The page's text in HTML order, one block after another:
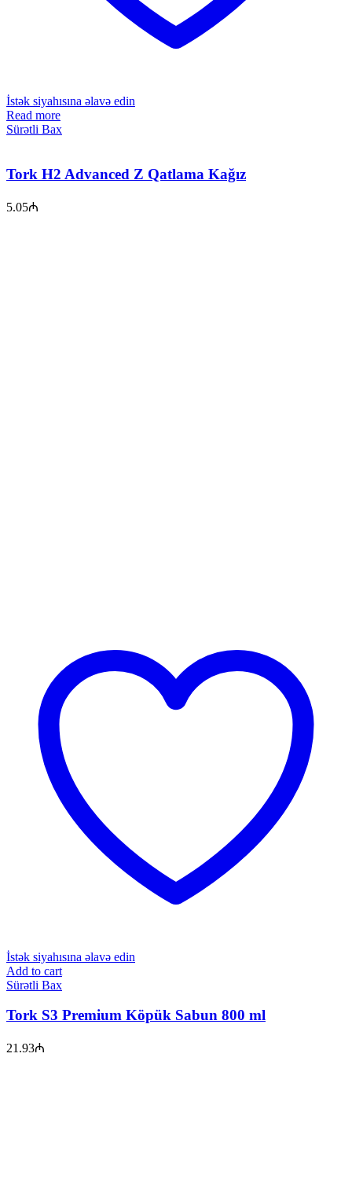
İstək siyahısına əlavə edin
Read more
Sürətli Bax
Tork H2 Advanced Z Qatlama Kağız
5.05₼
İstək siyahısına əlavə edin
Add to cart
Sürətli Bax
Tork S3 Premium Köpük Sabun 800 ml
21.93₼